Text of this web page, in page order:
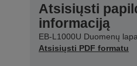
Atsisiųsti
informaciją
EB-L1000U Duomenų
Atsisiųsti PDF formatu